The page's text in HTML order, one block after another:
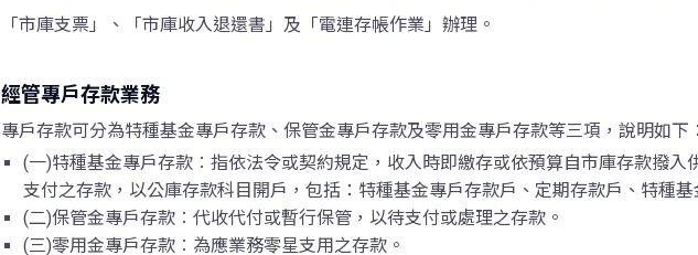
「市庫支票」、「市庫收入退還書」及「電連存帳作業」辦理。
經管專戶存款業務
專戶存款可分為特種基金專戶存款、保管金專戶存款及零用金專戶存款等三項，說明如下：
(一)特種基金專戶存款︰指依法令或契約規定，收入時即繳存或依預算自市庫存款撥入
支付之存款，以公庫存款科目開戶，包括：特種基金專戶存款戶、定期存款戶、特種基
(二)保管金專戶存款︰代收代付或暫行保管，以待支付或處理之存款。
(三)零用金專戶存款︰為應業務零星支用之存款。